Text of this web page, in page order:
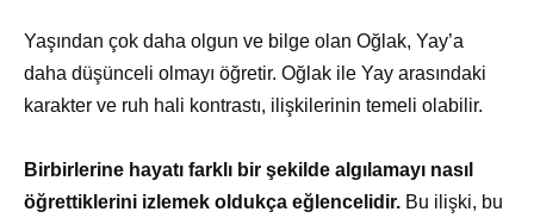
Yaşından çok daha olgun ve bilge olan Oğlak, Yay’a
daha düşünceli olmayı öğretir. Oğlak ile Yay arasındaki
karakter ve ruh hali kontrastı, ilişkilerinin temeli olabilir.
Birbirlerine hayatı farklı bir şekilde algılamayı nasıl
öğrettiklerini izlemek oldukça eğlencelidir. Bu ilişki, bu